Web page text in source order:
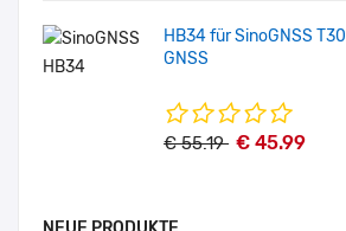
HB34 für SinoGNSS T30
GNSS
€ 55.19 € 45.99